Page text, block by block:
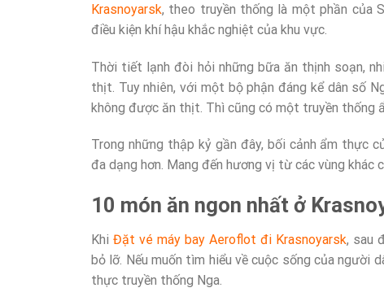
Krasnoyarsk, theo truyền thống là một phần của
điều kiện khí hậu khắc nghiệt của khu vực.
Thời tiết lạnh đòi hỏi những bữa ăn thịnh soạn,
thịt. Tuy nhiên, với một bộ phận đáng kể dân số
không được ăn thịt. Thì cũng có một truyền thống
Trong những thập kỷ gần đây, bối cảnh ẩm thực
đa dạng hơn. Mang đến hương vị từ các vùng khác
10 món ăn ngon nhất ở
Khi Đặt vé máy bay Aeroflot đi Krasnoyarsk, sau
bỏ lỡ. Nếu muốn tìm hiểu về cuộc sống của người
thực truyền thống Nga.